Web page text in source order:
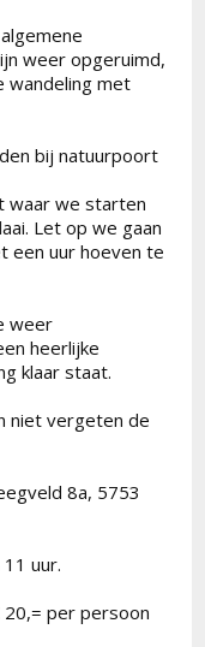
weer opgeruimd,
wandeling met
bij natuurpoort
waar we starten
Let op we gaan
een uur hoeven te
weer
heerlijke
klaar staat.
niet vergeten de
8a, 5753
uur.
per persoon